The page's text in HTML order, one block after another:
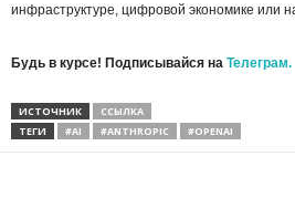
инфраструктуре, цифровой экономике или
Будь в курсе! Подписывайся на Телеграм.
ИСТОЧНИК
ССЫЛКА
ТЕГИ
#AI #ANTHROPIC #OPENAI